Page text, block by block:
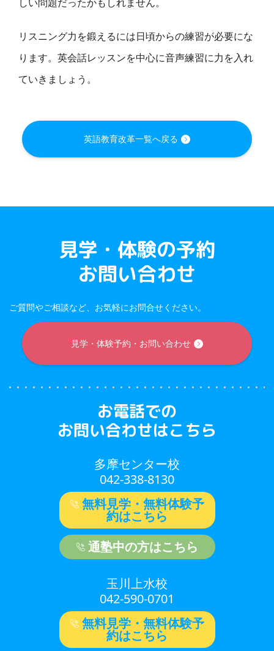
リスニング力を鍛えるには日頃からの練習が必要にな
ります。英会話レッスンを中心に音声練習に力を入れ
ていきましょう。
英語教育改革一覧へ戻る
見学・体験の予約
お問い合わせ
ご質問やご相談など、お気軽にお問合せください。
見学・体験予約・お問い合わせ
お電話での
お問い合わせはこちら
多摩センター校
042-338-8130
無料見学・無料体験予
約はこちら
通塾中の方はこちら
玉川上水校
042-590-0701
無料見学・無料体験予
約はこちら